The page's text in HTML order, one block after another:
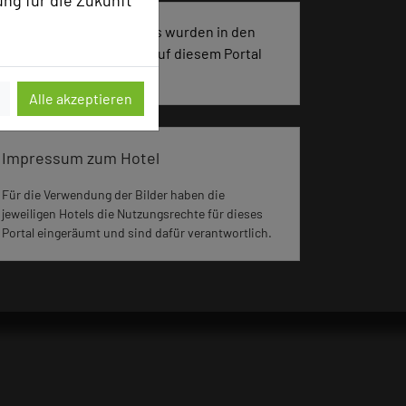
Alle akzeptieren
2311 Seiten dieses Hotels wurden in den
vergangenen 30 Tagen auf diesem Portal
Impressum zum Hotel
Für die Verwendung der Bilder haben die
jeweiligen Hotels die Nutzungsrechte für dieses
Portal eingeräumt und sind dafür verantwortlich.